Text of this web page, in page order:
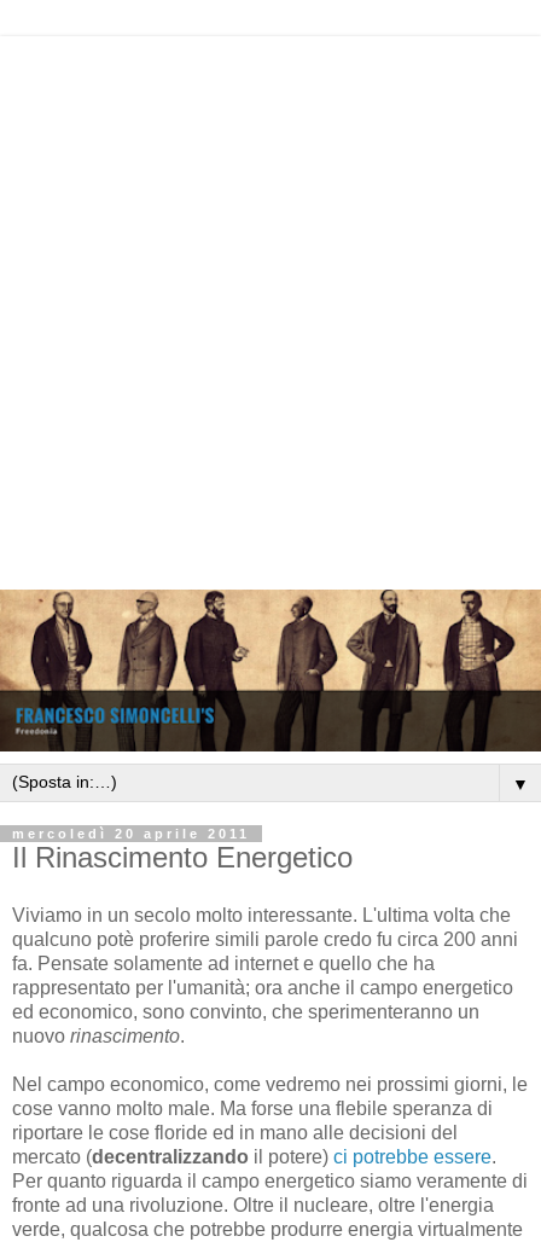
▼
mercoledì 20 aprile 2011
Il Rinascimento Energetico
Viviamo in un secolo molto interessante. L'ultima volta che
qualcuno potè proferire simili parole credo fu circa 200 anni
fa. Pensate solamente ad internet e quello che ha
rappresentato per l'umanità; ora anche il campo energetico
ed economico, sono convinto, che sperimenteranno un
nuovo rinascimento.
Nel campo economico, come vedremo nei prossimi giorni, le
cose vanno molto male. Ma forse una flebile speranza di
riportare le cose floride ed in mano alle decisioni del
mercato (decentralizzando il potere) ci potrebbe essere.
Per quanto riguarda il campo energetico siamo veramente di
fronte ad una rivoluzione. Oltre il nucleare, oltre l'energia
verde, qualcosa che potrebbe produrre energia virtualmente